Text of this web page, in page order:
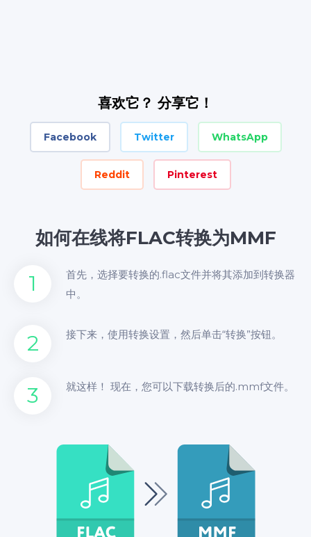
喜欢它？ 分享它！
Facebook Twitter WhatsApp
Reddit Pinterest
如何在线将FLAC转换为MMF
1
首先，选择要转换的.flac文件并将其添加到转换器
中。
2 接下来，使用转换设置，然后单击“转换”按钮。
3 就这样！ 现在，您可以下载转换后的.mmf文件。